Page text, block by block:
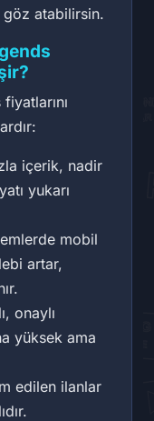
atabilirsin.
içerik, nadir
yukarı
mobil
artar,
onaylı
yüksek ama
edilen ilanlar